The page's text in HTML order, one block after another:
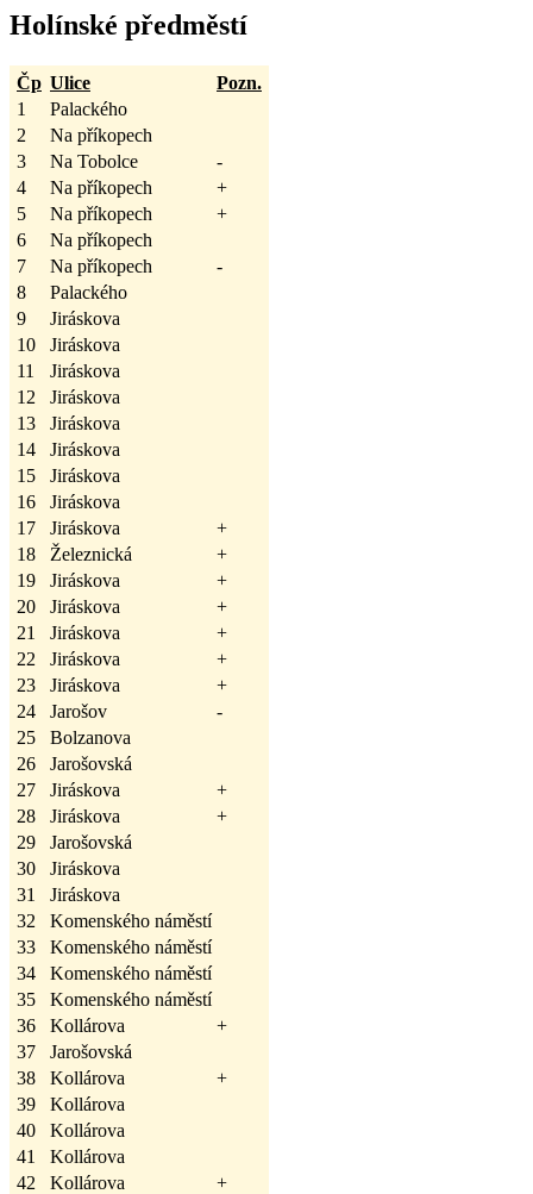
Holínské předměstí
Čp Ulice
Pozn.
1
Palackého
2
Na příkopech
3
Na Tobolce
-
4
Na příkopech
+
5
Na příkopech
+
6
Na příkopech
7
Na příkopech
-
8
Palackého
9
Jiráskova
10
Jiráskova
11
Jiráskova
12
Jiráskova
13
Jiráskova
14
Jiráskova
15
Jiráskova
16
Jiráskova
17
Jiráskova
+
18
Železnická
+
19
Jiráskova
+
20
Jiráskova
+
21
Jiráskova
+
22
Jiráskova
+
23
Jiráskova
+
24
Jarošov
-
25
Bolzanova
26
Jarošovská
27
Jiráskova
+
28
Jiráskova
+
29
Jarošovská
30
Jiráskova
31
Jiráskova
32
Komenského náměstí
33
Komenského náměstí
34
Komenského náměstí
35
Komenského náměstí
36
Kollárova
+
37
Jarošovská
38
Kollárova
+
39
Kollárova
40
Kollárova
41
Kollárova
42
Kollárova
+